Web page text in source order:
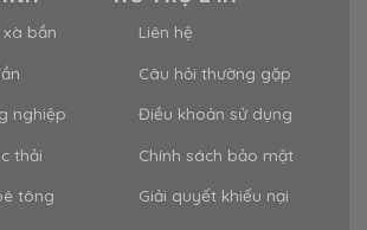
xà bần
nghiệp
thải
tông
Liên hệ
Câu hỏi thường gặp
Điều khoản sử dụng
Chính sách bảo mật
Giải quyết khiếu nại